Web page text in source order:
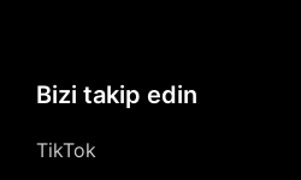
Bizi takip edin
TikTok